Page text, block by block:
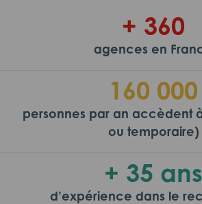
+ 360
agences en
160 000
personnes par an accèdent
ou temporaire)
+ 35 ans
d’expérience dans le